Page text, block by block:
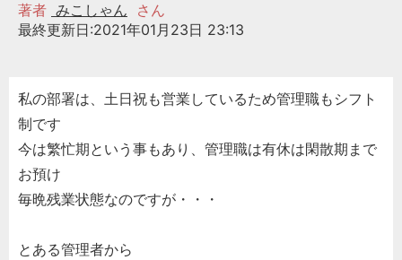
著者 みこしゃん
さん
最終更新日:2021年01月23日 23:13
私の部署は、土日祝も営業しているため管理職もシフト
制です
今は繁忙期という事もあり、管理職は有休は閑散期まで
お預け
毎晩残業状態なのですが・・・
とある管理者から